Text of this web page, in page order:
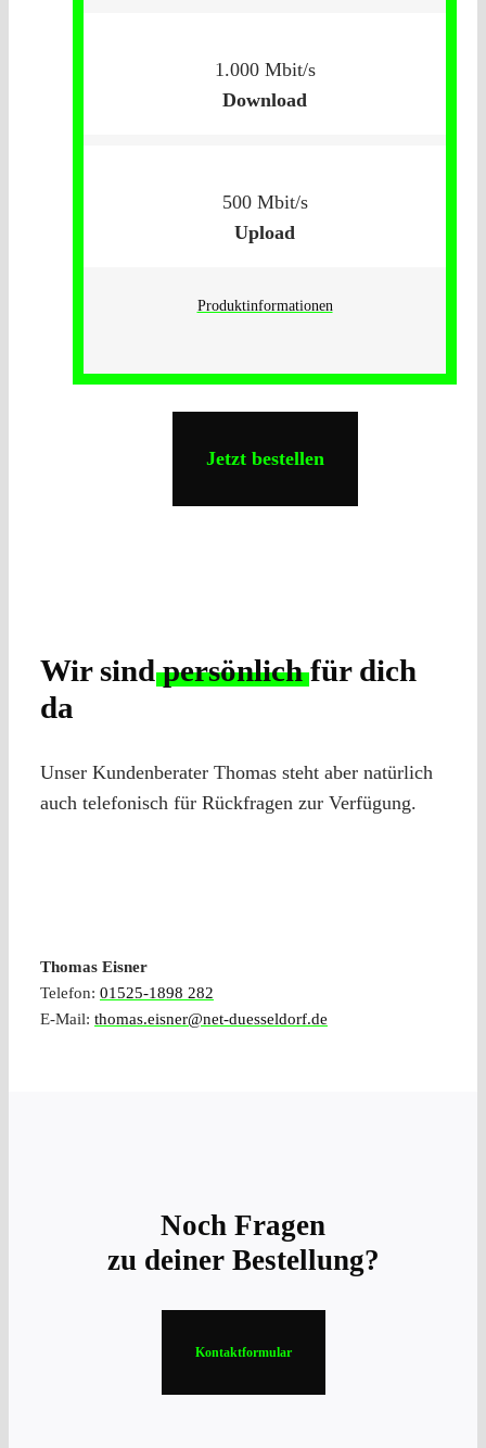
1.000 Mbit/s
Download
500 Mbit/s
Upload
Produktinformationen
Jetzt bestellen
Wir sindpersönlichfür dich
da
Unser Kundenberater Thomas steht aber natürlich
auch telefonisch für Rückfragen zur Verfügung.
Thomas Eisner
Telefon: 01525-1898 282
E-Mail: thomas.eisner@net-duesseldorf.de
Noch Fragen
zu deiner Bestellung?
Kontaktformular